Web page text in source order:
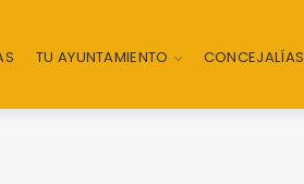
TU AYUNTAMIENTO CONCEJALÍAS